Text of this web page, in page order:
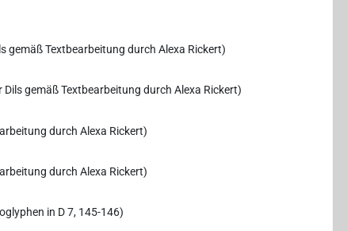
gemäß Textbearbeitung durch Alexa Rickert)
gemäß Textbearbeitung durch Alexa Rickert)
durch Alexa Rickert)
durch Alexa Rickert)
in D 7, 145-146)